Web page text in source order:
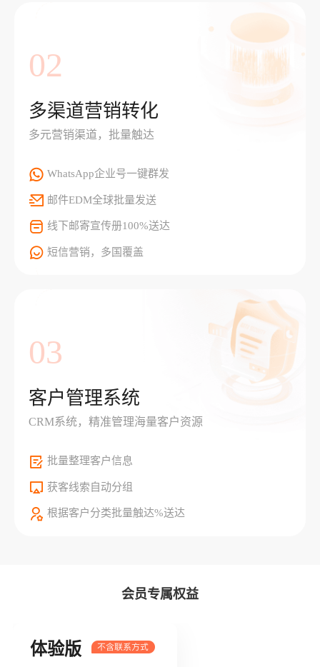
02
多渠道营销转化
多元营销渠道，批量触达
WhatsApp企业号一键群发
邮件EDM全球批量发送
线下邮寄宣传册100%送达
短信营销，多国覆盖
03
客户管理系统
CRM系统，精准管理海量客户资源
批量整理客户信息
获客线索自动分组
根据客户分类批量触达%送达
会员专属权益
体验版